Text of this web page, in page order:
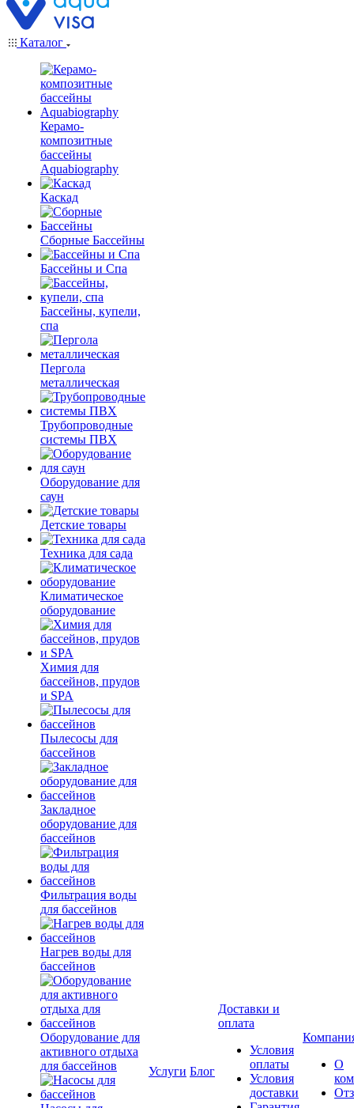
Каталог
Керамо-
композитные
бассейны
Aquabiography
Каскад
Сборные Бассейны
Бассейны и Спа
Бассейны, купели,
спа
Пергола
металлическая
Трубопроводные
системы ПВХ
Оборудование для
саун
Детские товары
Техника для сада
Климатическое
оборудование
Химия для
бассейнов, прудов
и SPA
Пылесосы для
бассейнов
Закладное
оборудование для
бассейнов
Фильтрация воды
для бассейнов
Нагрев воды для
бассейнов
Оборудование для
активного отдыха
для бассейнов
Услуги Блог
Доставки и
оплата
Условия
оплаты
Условия
доставки
О